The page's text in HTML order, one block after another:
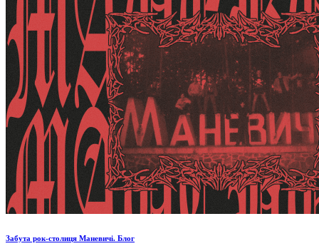
Забута рок-столиця Маневичі. Блог